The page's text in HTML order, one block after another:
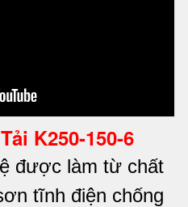
K250-150-6
ệ được làm từ chất
tĩnh điện chống